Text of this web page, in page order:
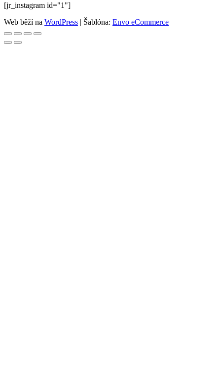
[jr_instagram id="1"]
Web běží na WordPress | Šablóna: Envo eCommerce